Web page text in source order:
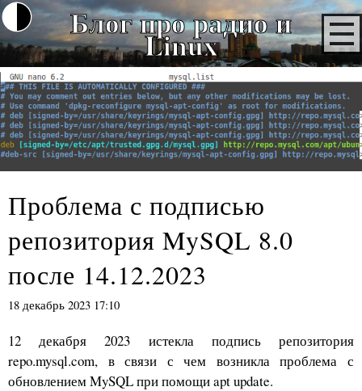
Блог про радио и
Linux
Проблема с подписью
репозитория MySQL 8.0
после 14.12.2023
18 декабрь 2023 17:10
12 декабря 2023 истекла подпись репозитория
repo.mysql.com, в связи с чем возникла проблема с
обновлением MySQL при помощи apt update.